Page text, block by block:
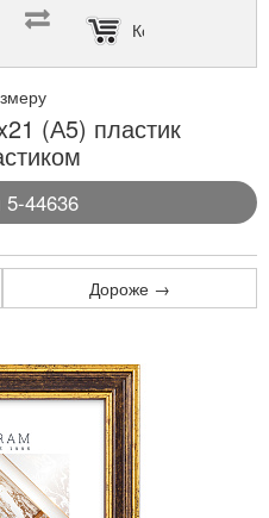
Корзина пуста
(А5) пластик
5-44636
Дороже →